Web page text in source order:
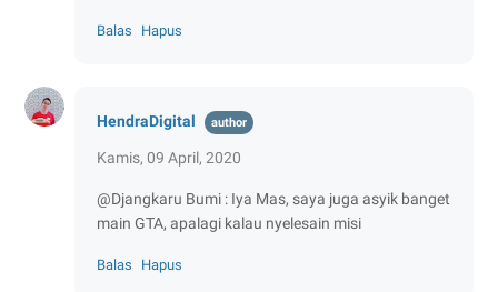
Balas Hapus
HendraDigital
Kamis, 09 April, 2020
@Djangkaru Bumi : Iya Mas, saya juga asyik banget
main GTA, apalagi kalau nyelesain misi
Balas Hapus